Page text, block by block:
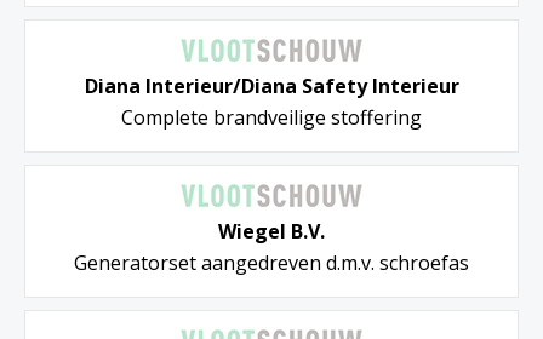
Diana Interieur/Diana Safety Interieur
Complete brandveilige stoffering
Wiegel B.V.
Generatorset aangedreven d.m.v. schroefas